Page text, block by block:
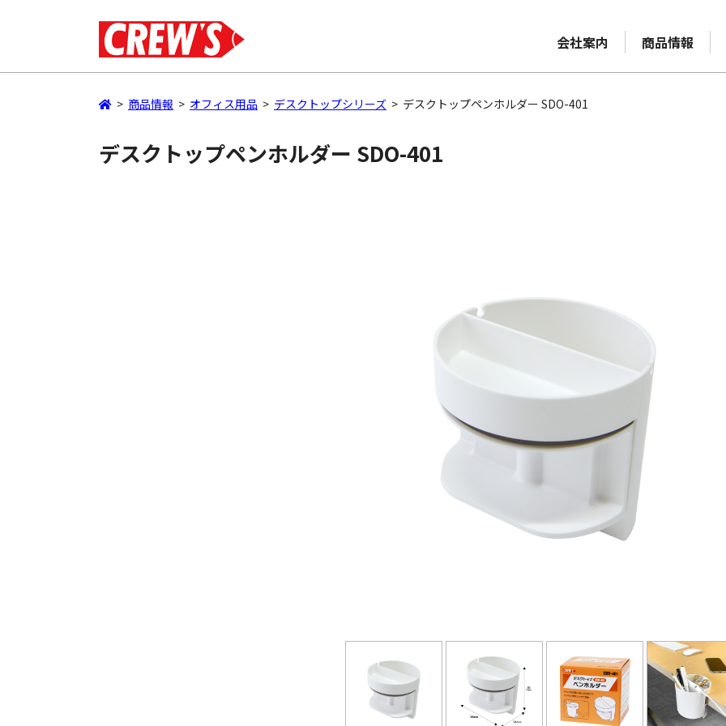
会社案内 商品情報
> 商品情報 > オフィス用品 > デスクトップシリーズ > デスクトップペンホルダー SDO-401
デスクトップペンホルダー SDO-401